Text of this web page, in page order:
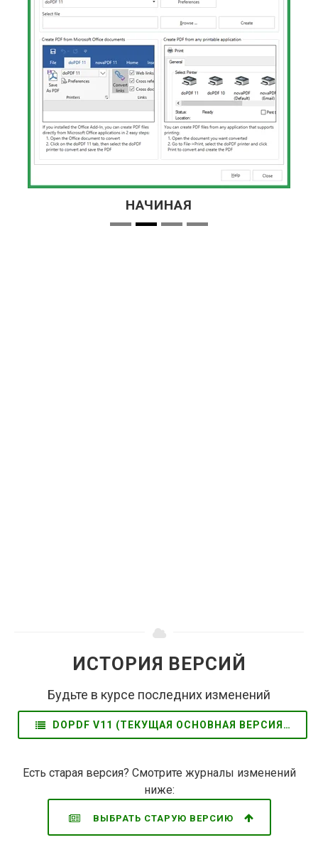
НАЧИНАЯ
ИСТОРИЯ ВЕРСИЙ
Будьте в курсе последних изменений
DOPDF V11 (ТЕКУЩАЯ ОСНОВНАЯ ВЕРСИЯ) (EN)
Есть старая версия? Смотрите журналы изменений
ниже:
ВЫБРАТЬ СТАРУЮ ВЕРСИЮ